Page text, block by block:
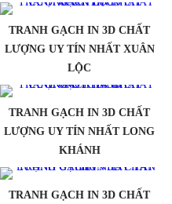
TRANH GẠCH IN 3D CHẤT
LƯỢNG UY TÍN NHẤT XUÂN
LỘC
TRANH GẠCH IN 3D CHẤT
LƯỢNG UY TÍN NHẤT LONG
KHÁNH
TRANH GẠCH IN 3D CHẤT